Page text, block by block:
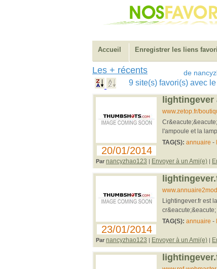
Accueil Enregistrer les liens
Les + récents de
9 site(s) favori(s) avec
20/01/2014
lightingever
www.zetop.fr/
l'ampoule et la
TAG(S): annuaire -
Par nancyzhao123 | Envoyer à un Ami(e) |
23/01/2014
Lightingever.fr est
cr&eacute;&eacute;
TAG(S): annuaire -
Par nancyzhao123 | Envoyer à un Ami(e) |